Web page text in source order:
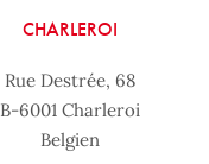
CHARLEROI
Rue Destrée, 68
B-6001 Charleroi
Belgien